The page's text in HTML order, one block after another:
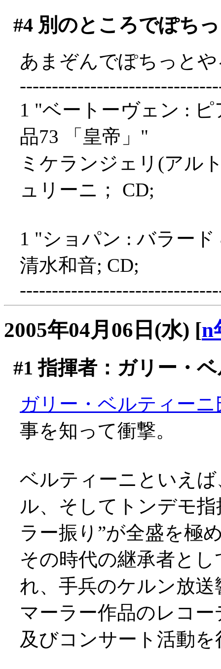
#4別のところでぽち
あまぞんでぽちっと
1 "ベートーヴェン :
品73 「皇帝」"
ミケランジェリ(アル
ュリーニ； CD;
1 "ショパン : バラー
清水和音; CD;
2005年04月06日(水) [n
#1 指揮者：ガリー・
ガリー・ベルティー
事を知って衝撃。
ベルティーニといえ
ル、そしてトンデモ
ラー振り”が全盛を極
その時代の継承者と
れ、手兵のケルン放
マーラー作品のレコ
及びコンサート活動